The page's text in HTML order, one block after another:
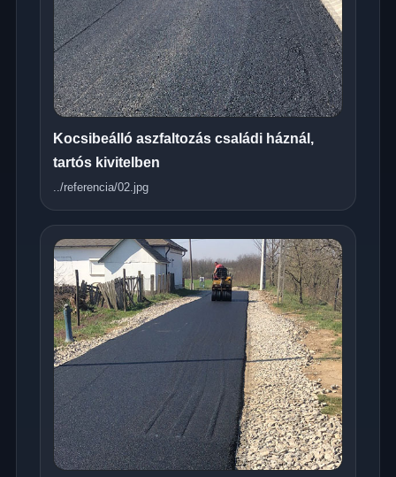
Kocsibeálló aszfaltozás családi háznál,
tartós kivitelben
../referencia/02.jpg